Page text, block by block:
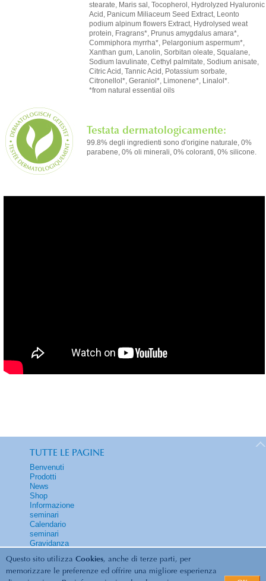
Questo sito utilizza Cookies, anche di terze parti, per
memorizzare le preferenze ed offrire una migliore esperienza
stearate, Maris sal, Tocopherol, Hydrolyzed Hyaluronic
Acid, Panicum Miliaceum Seed Extract, Leonto
podium alpinum flowers Extract, Hydrolysed weat
protein, Fragrans*, Prunus amygdalus amara*,
Commiphora myrrha*, Pelargonium aspermum*,
Xanthan gum, Lanolin, Sorbitan oleate, Squalane,
Sodium lavulinate, Cethyl palmitate, Sodium anisate,
Citric Acid, Tannic Acid, Potassium sorbate,
Citronellol*, Geraniol*, Limonene*, Linalol*.
*from natural essential oils
Testata dermatologicamente:
99.8% degli ingredienti sono d'origine naturale, 0%
parabene, 0% oli minerali, 0% coloranti, 0% silicone.
TUTTE LE PAGINE
Benvenuti
Prodotti
News
Shop
Informazione
seminari
Calendario
seminari
Gravidanza